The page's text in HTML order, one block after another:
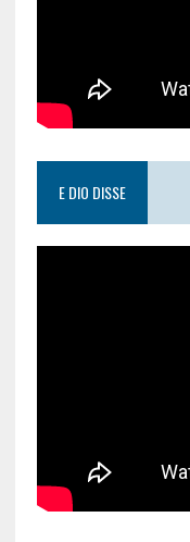
E DIO DISSE